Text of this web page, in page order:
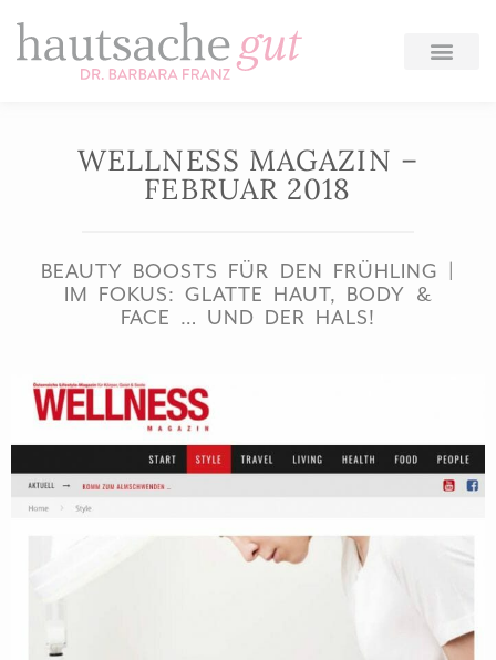
Zum
WELLNESS MAGAZIN –
FEBRUAR 2018
BEAUTY BOOSTS FÜR DEN FRÜHLING |
IM FOKUS: GLATTE HAUT, BODY &
FACE … UND DER HALS!